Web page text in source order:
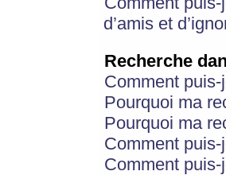
d’amis et
Recherche
Comment
Pourquoi ma
Pourquoi ma
Comment
Comment